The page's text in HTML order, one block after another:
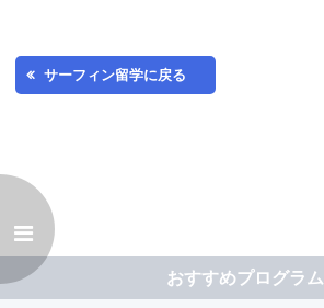
サーフィン留学に戻る
おすすめプログラム